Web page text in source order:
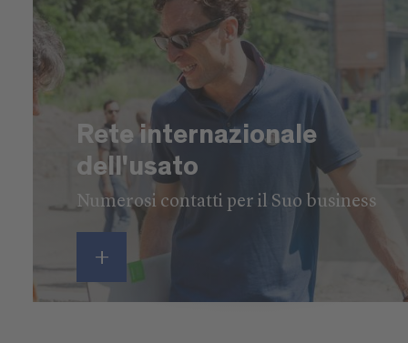
Rete internazionale
dell'usato
Numerosi contatti per il Suo business